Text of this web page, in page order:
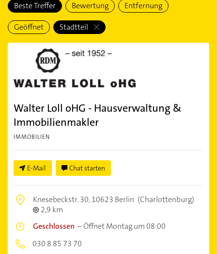
Beste Treffer Bewertung Entfernung
Geöffnet Stadtteil
Walter Loll oHG - Hausverwaltung &
Immobilienmakler
IMMOBILIEN
E-Mail Chat starten
Knesebeckstr. 30,10623 Berlin (Charlottenburg)
2,9 km
Geschlossen –Öffnet Montag um 08:00
030 8 85 73 70